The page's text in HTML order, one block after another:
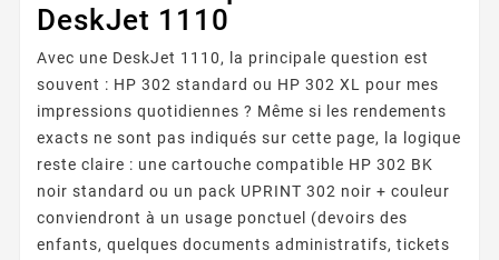
DeskJet 1110
Avec une DeskJet 1110, la principale question est
souvent : HP 302 standard ou HP 302 XL pour mes
impressions quotidiennes ? Même si les rendements
exacts ne sont pas indiqués sur cette page, la logique
reste claire : une cartouche compatible HP 302 BK
noir standard ou un pack UPRINT 302 noir + couleur
conviendront à un usage ponctuel (devoirs des
enfants, quelques documents administratifs, tickets